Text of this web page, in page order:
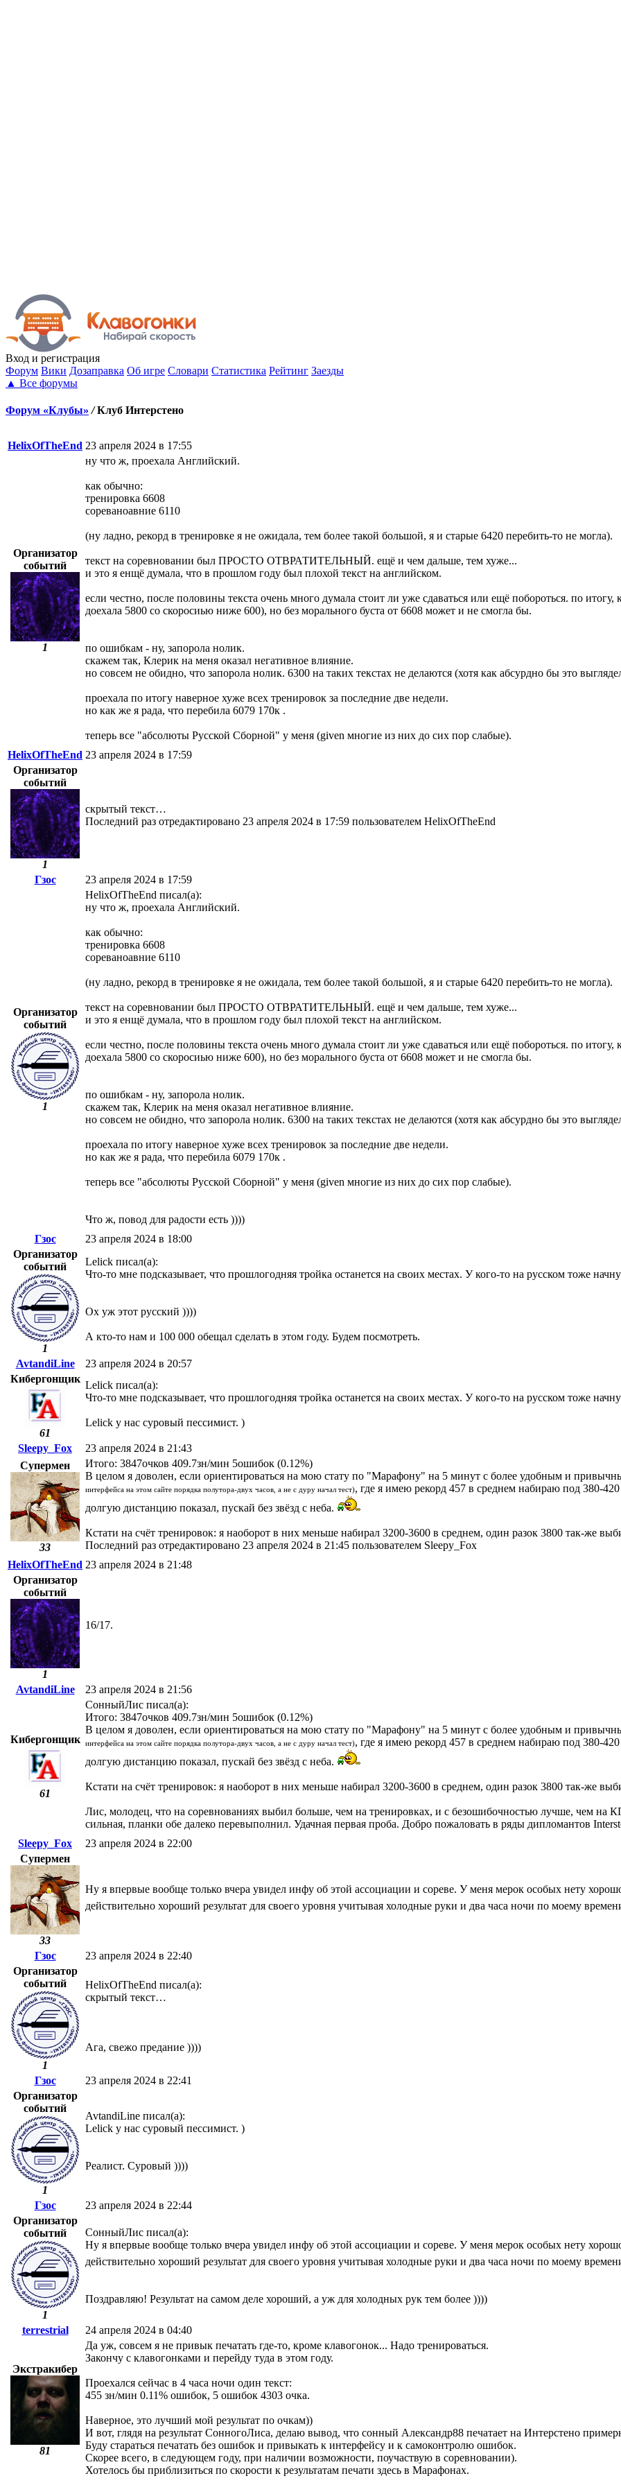
Вход и регистрация
Форум Вики Дозаправка Об игре Словари Статистика Рейтинг Заезды
▲ Все форумы
Форум «Клубы» / Клуб Интерстено
HelixOfTheEnd 23 апреля 2024 в 17:55
Организатор
событий
1
ну что ж, проехала Английский.
как обычно:
тренировка 6608
сореваноавние 6110
(ну ладно, рекорд в тренировке я не ожидала, тем более такой большой, я и старые 6420 перебить-то не могла).
текст на соревновании был ПРОСТО ОТВРАТИТЕЛЬНЫЙ. ещё и чем дальше, тем хуже...
и это я енщё думала, что в прошлом году был плохой текст на английском.
если честно, после половины текста очень много думала стоит ли уже сдаваться или ещё побороться. по
доехала 5800 со скоросиью ниже 600), но без морального буста от 6608 может и не смогла бы.
по ошибкам - ну, запорола нолик.
скажем так, Клерик на меня оказал негативное влияние.
но совсем не обидно, что запорола нолик. 6300 на таких текстах не делаются (хотя как абсурдно бы это
проехала по итогу наверное хуже всех тренировок за последние две недели.
но как же я рада, что перебила 6079 170к .
теперь все "абсолюты Русской Сборной" у меня (given многие из них до сих пор слабые).
HelixOfTheEnd 23 апреля 2024 в 17:59
Организатор
событий
1
скрытый текст…
Последний раз отредактировано 23 апреля 2024 в 17:59 пользователем HelixOfTheEnd
Гзос 23 апреля 2024 в 17:59
Организатор
событий
1
HelixOfTheEnd писал(а):
ну что ж, проехала Английский.
как обычно:
тренировка 6608
сореваноавние 6110
(ну ладно, рекорд в тренировке я не ожидала, тем более такой большой, я и старые 6420 перебить-то не могла).
текст на соревновании был ПРОСТО ОТВРАТИТЕЛЬНЫЙ. ещё и чем дальше, тем хуже...
и это я енщё думала, что в прошлом году был плохой текст на английском.
если честно, после половины текста очень много думала стоит ли уже сдаваться или ещё побороться. по
доехала 5800 со скоросиью ниже 600), но без морального буста от 6608 может и не смогла бы.
по ошибкам - ну, запорола нолик.
скажем так, Клерик на меня оказал негативное влияние.
но совсем не обидно, что запорола нолик. 6300 на таких текстах не делаются (хотя как абсурдно бы это
проехала по итогу наверное хуже всех тренировок за последние две недели.
но как же я рада, что перебила 6079 170к .
теперь все "абсолюты Русской Сборной" у меня (given многие из них до сих пор слабые).
Что ж, повод для радости есть ))))
Гзос
23 апреля 2024 в 18:00
Организатор
событий
1
Lelick писал(а):
Что-то мне подсказывает, что прошлогодняя тройка останется на своих местах. У кого-то на русском тоже
Ох уж этот русский ))))
А кто-то нам и 100 000 обещал сделать в этом году. Будем посмотреть.
AvtandiLine
23 апреля 2024 в 20:57
Кибергонщик
61
Lelick писал(а):
Что-то мне подсказывает, что прошлогодняя тройка останется на своих местах. У кого-то на русском тоже
Lelick у нас суровый пессимист. )
Sleepy_Fox
23 апреля 2024 в 21:43
Супермен
33
Итого: 3847очков 409.7зн/мин 5ошибок (0.12%)
В целом я доволен, если ориентироваться на мою стату по "Марафону" на 5 минут с более удобным и
интерфейса на этом сайте порядка полутора-двух часов, а не с дуру начал тест), где я имею рекорд 457 в среднем набираю под 380-
долгую дистанцию показал, пускай без звёзд с неба.
Кстати на счёт тренировок: я наоборот в них меньше набирал 3200-3600 в среднем, один разок 3800 так-же
Последний раз отредактировано 23 апреля 2024 в 21:45 пользователем Sleepy_Fox
HelixOfTheEnd 23 апреля 2024 в 21:48
Организатор
событий
1
16/17.
AvtandiLine 23 апреля 2024 в 21:56
Кибергонщик
61
СонныйЛис писал(а):
Итого: 3847очков 409.7зн/мин 5ошибок (0.12%)
В целом я доволен, если ориентироваться на мою стату по "Марафону" на 5 минут с более удобным и
интерфейса на этом сайте порядка полутора-двух часов, а не с дуру начал тест), где я имею рекорд 457 в среднем набираю под 380-
долгую дистанцию показал, пускай без звёзд с неба.
Кстати на счёт тренировок: я наоборот в них меньше набирал 3200-3600 в среднем, один разок 3800 так-же
Лис, молодец, что на соревнованиях выбил больше, чем на тренировках, и с безошибочностью лучше, чем на
сильная, планки обе далеко перевыполнил. Удачная первая проба. Добро пожаловать в ряды дипломантов
Sleepy_Fox
23 апреля 2024 в 22:00
Супермен
33
Ну я впервые вообще только вчера увидел инфу об этой ассоциации и сореве. У меня мерок особых нету
действительно хороший результат для своего уровня учитывая холодные руки и два часа ночи по моему
Гзос
23 апреля 2024 в 22:40
Организатор
событий
1
HelixOfTheEnd писал(а):
скрытый текст…
Ага, свежо предание ))))
Гзос
23 апреля 2024 в 22:41
Организатор
событий
1
AvtandiLine писал(а):
Lelick у нас суровый пессимист. )
Реалист. Суровый ))))
Гзос
23 апреля 2024 в 22:44
Организатор
событий
1
СонныйЛис писал(а):
Ну я впервые вообще только вчера увидел инфу об этой ассоциации и сореве. У меня мерок особых нету
действительно хороший результат для своего уровня учитывая холодные руки и два часа ночи по моему
Поздравляю! Результат на самом деле хороший, а уж для холодных рук тем более ))))
terrestrial 24 апреля 2024 в 04:40
Экстракибер
81
Да уж, совсем я не привык печатать где-то, кроме клавогонок... Надо тренироваться.
Закончу с клавогонками и перейду туда в этом году.
Проехался сейчас в 4 часа ночи один текст:
455 зн/мин 0.11% ошибок, 5 ошибок 4303 очка.
Наверное, это лучший мой результат по очкам))
И вот, глядя на результат СонногоЛиса, делаю вывод, что сонный Александр88 печатает на Интерстено
Буду стараться печатать без ошибок и привыкать к интерфейсу и к самоконтролю ошибок.
Скорее всего, в следующем году, при наличии возможности, поучаствую в соревновании).
Хотелось бы приблизиться по скорости к результатам печати здесь в Марафонах.